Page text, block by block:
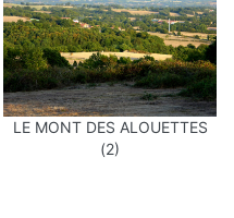
LE MONT DES ALOUETTES
(2)